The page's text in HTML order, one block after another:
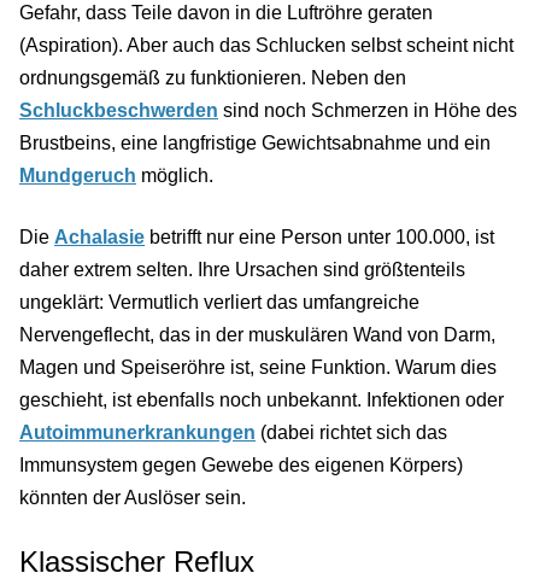
Gefahr, dass Teile davon in die Luftröhre geraten
(Aspiration). Aber auch das Schlucken selbst scheint nicht
ordnungsgemäß zu funktionieren. Neben den
Schluckbeschwerden sind noch Schmerzen in Höhe des
Brustbeins, eine langfristige Gewichtsabnahme und ein
Mundgeruch möglich.
Die Achalasie betrifft nur eine Person unter 100.000, ist
daher extrem selten. Ihre Ursachen sind größtenteils
ungeklärt: Vermutlich verliert das umfangreiche
Nervengeflecht, das in der muskulären Wand von Darm,
Magen und Speiseröhre ist, seine Funktion. Warum dies
geschieht, ist ebenfalls noch unbekannt. Infektionen oder
Autoimmunerkrankungen (dabei richtet sich das
Immunsystem gegen Gewebe des eigenen Körpers)
könnten der Auslöser sein.
Klassischer Reflux